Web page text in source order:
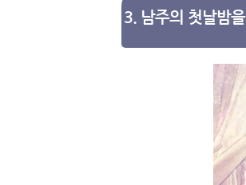
3. 남주의 첫날밤